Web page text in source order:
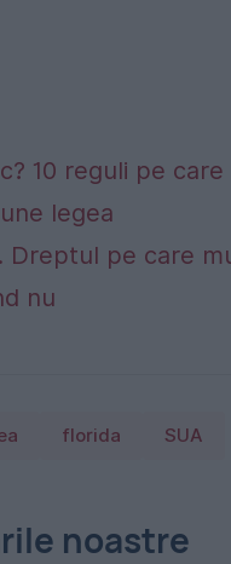
10 reguli pe
legea
Dreptul pe care
nu
florida SUA
noastre